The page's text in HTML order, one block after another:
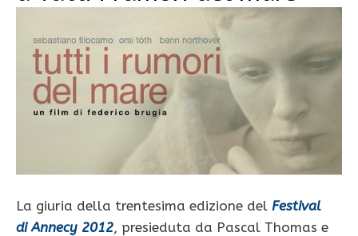
La giuria della trentesima edizione del Festival
di Annecy 2012, presieduta da Pascal Thomas e